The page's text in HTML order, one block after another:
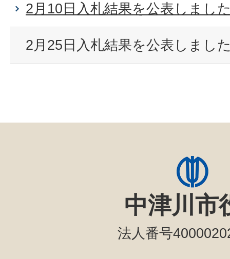
2月10日入札結果を公表しまし
2月25日入札結果を公表しまし
中津川市
法人番号